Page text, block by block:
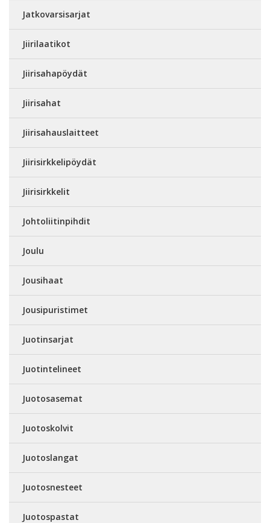
Jatkovarsisarjat
Jiirilaatikot
Jiirisahapöydät
Jiirisahat
Jiirisahauslaitteet
Jiirisirkkelipöydät
Jiirisirkkelit
Johtoliitinpihdit
Joulu
Jousihaat
Jousipuristimet
Juotinsarjat
Juotintelineet
Juotosasemat
Juotoskolvit
Juotoslangat
Juotosnesteet
Juotospastat